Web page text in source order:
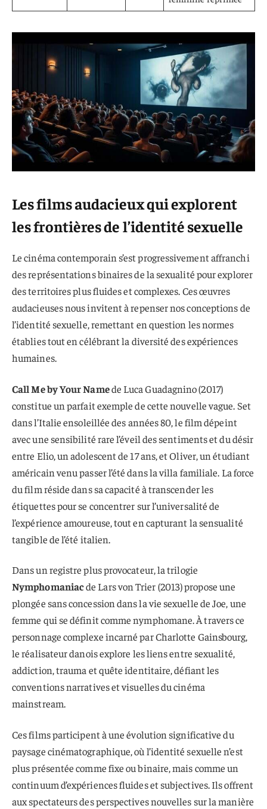
Les films audacieux qui explorent
les frontières de l’identité sexuelle
Le cinéma contemporain s’est progressivement affranchi
des représentations binaires de la sexualité pour explorer
des territoires plus fluides et complexes. Ces œuvres
audacieuses nous invitent à repenser nos conceptions de
l’identité sexuelle, remettant en question les normes
établies tout en célébrant la diversité des expériences
humaines.
Call Me by Your Namede Luca Guadagnino (2017)
constitue un parfait exemple de cette nouvelle vague. Set
dans l’Italie ensoleillée des années 80, le film dépeint
avec une sensibilité rare l’éveil des sentiments et du désir
entre Elio, un adolescent de 17 ans, et Oliver, un étudiant
américain venu passer l’été dans la villa familiale. La force
du film réside dans sa capacité à transcender les
étiquettes pour se concentrer sur l’universalité de
l’expérience amoureuse, tout en capturant la sensualité
tangible de l’été italien.
Dans un registre plus provocateur, la trilogie
Nymphomaniacde Lars von Trier (2013) propose une
plongée sans concession dans la vie sexuelle de Joe, une
femme qui se définit comme nymphomane. À travers ce
personnage complexe incarné par Charlotte Gainsbourg,
le réalisateur danois explore les liens entre sexualité,
addiction, trauma et quête identitaire, défiant les
conventions narratives et visuelles du cinéma
mainstream.
Ces films participent à une évolution significative du
paysage cinématographique, où l’identité sexuelle n’est
plus présentée comme fixe ou binaire, mais comme un
continuum d’expériences fluides et subjectives. Ils offrent
aux spectateurs des perspectives nouvelles sur la manière